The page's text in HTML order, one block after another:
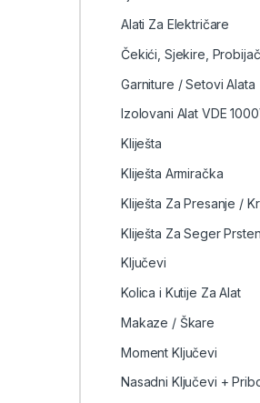
Alati Za Električare
Čekići, Sjekire,
Garniture / Setovi Alata
Izolovani Alat VDE
Kliješta
Kliješta Armiračka
Kliješta Za Presanje /
Kliješta Za Seger
Ključevi
Kolica i Kutije Za Alat
Makaze / Škare
Moment Ključevi
Nasadni Ključevi +